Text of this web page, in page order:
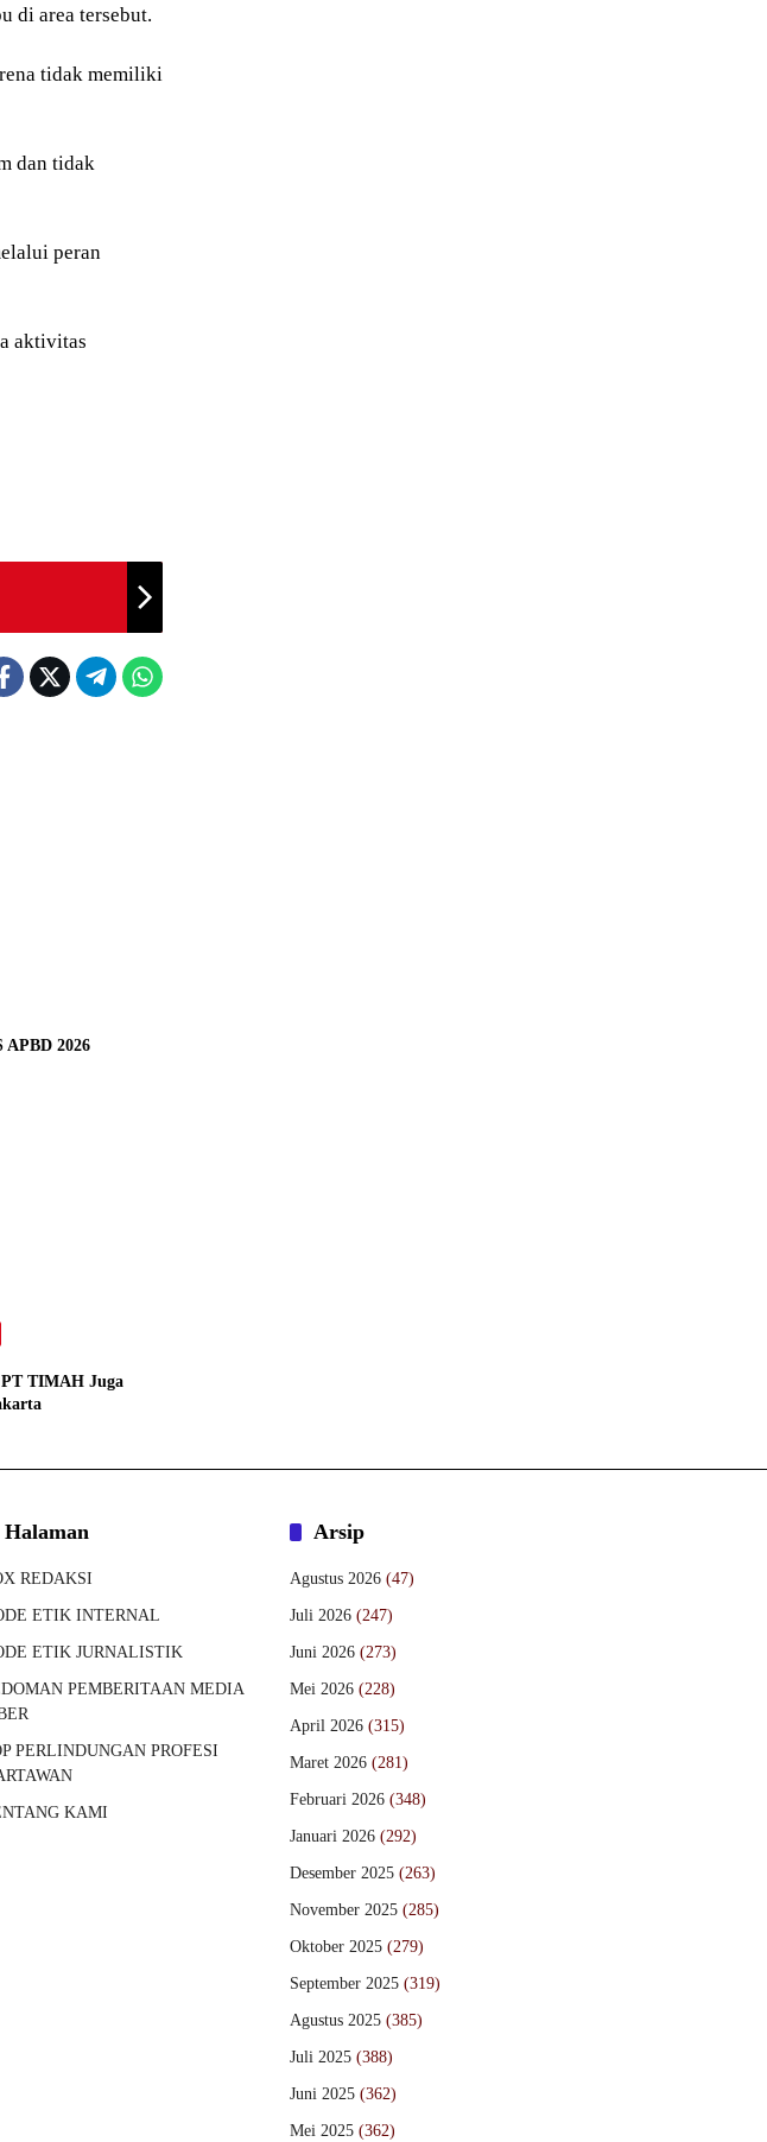
di area tersebut.
tidak memiliki
dan tidak
peran
aktivitas
APBD 2026
TIMAH Juga
Halaman
REDAKSI
ETIK INTERNAL
ETIK JURNALISTIK
PEMBERITAAN MEDIA
PERLINDUNGAN PROFESI
KAMI
Arsip
Agustus 2026(47)
Juli 2026(247)
Juni 2026(273)
Mei 2026(228)
April 2026(315)
Maret 2026(281)
Februari 2026(348)
Januari 2026(292)
Desember 2025(263)
November 2025(285)
Oktober 2025(279)
September 2025(319)
Agustus 2025(385)
Juli 2025(388)
Juni 2025(362)
Mei 2025(362)